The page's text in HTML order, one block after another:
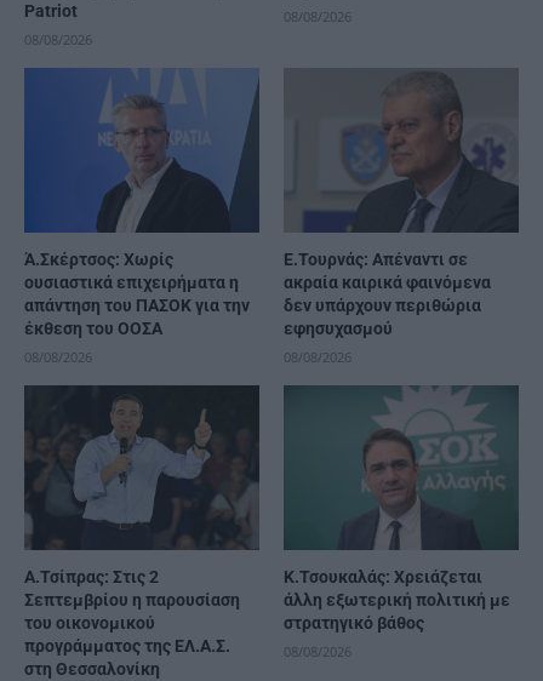
Patriot
08/08/2026
08/08/2026
Ά.Σκέρτσος: Χωρίς
ουσιαστικά επιχειρήματα η
απάντηση του ΠΑΣΟΚ για την
έκθεση του ΟΟΣΑ
08/08/2026
Ε.Τουρνάς: Απέναντι σε
ακραία καιρικά φαινόμενα
δεν υπάρχουν περιθώρια
εφησυχασμού
08/08/2026
Α.Τσίπρας: Στις 2
Σεπτεμβρίου η παρουσίαση
του οικονομικού
προγράμματος της ΕΛ.Α.Σ.
στη Θεσσαλονίκη
Κ.Τσουκαλάς: Xρειάζεται
άλλη εξωτερική πολιτική με
στρατηγικό βάθος
08/08/2026